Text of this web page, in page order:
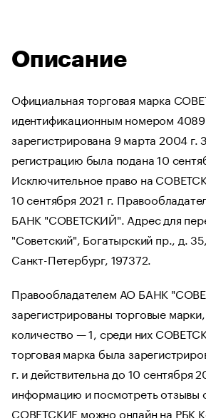
Описание
Официальная торговая марка
идентификационным номером
зарегистрирована 9 марта 2004 г.
регистрацию была подана 10
Исключительное право на
10 сентября 2021 г.
БАНК "СОВЕТСКИЙ". Адрес для
"Советский", Богатырский пр., д.
Санкт-Петербург, 197372.
Правообладателем АО БАНК
зарегистрированы торговые
количество — 1, среди них
торговая марка была
г. и действительна до 10 сентября
информацию и посмотреть отзывы
СОВЕТСКИЕ можно онлайн на РБК